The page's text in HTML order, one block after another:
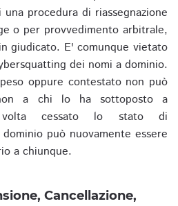
procedura di riassegnazione
o per provvedimento arbitrale,
giudicato. E' comunque vietato
dei nomi a dominio.
oppure contestato non può
a chi lo ha sottoposto a
volta cessato lo stato di
può nuovamente essere
a chiunque.
Cancellazione,